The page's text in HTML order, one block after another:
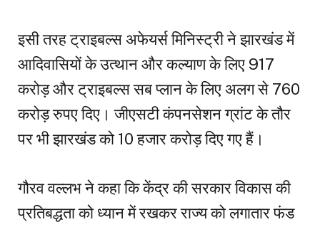
इसी तरह ट्राइबल्स अफेयर्स मिनिस्ट्री ने झारखंड में
आदिवासियों के उत्थान और कल्याण के लिए 917
करोड़ और ट्राइबल्स सब प्लान के लिए अलग से 760
करोड़ रुपए दिए। जीएसटी कंपनसेशन ग्रांट के तौर
पर भी झारखंड को 10 हजार करोड़ दिए गए हैं।
गौरव वल्लभ ने कहा कि केंद्र की सरकार विकास की
प्रतिबद्धता को ध्यान में रखकर राज्य को लगातार फंड